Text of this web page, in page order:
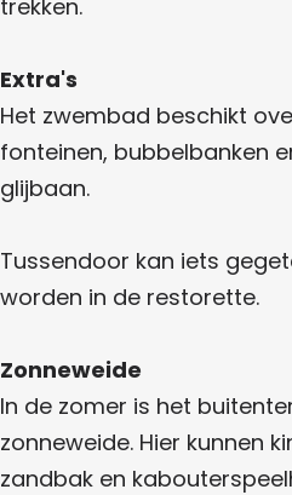
n
trekken.
Extra's
Het zwembad beschikt
fonteinen, bubbelbanken
glijbaan.
Tussendoor kan iets
worden in de restorette.
Zonneweide
In de zomer is het
zonneweide. Hier kunnen
zandbak en